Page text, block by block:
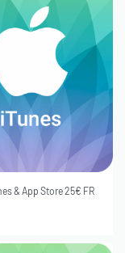
& App Store 25€ FR